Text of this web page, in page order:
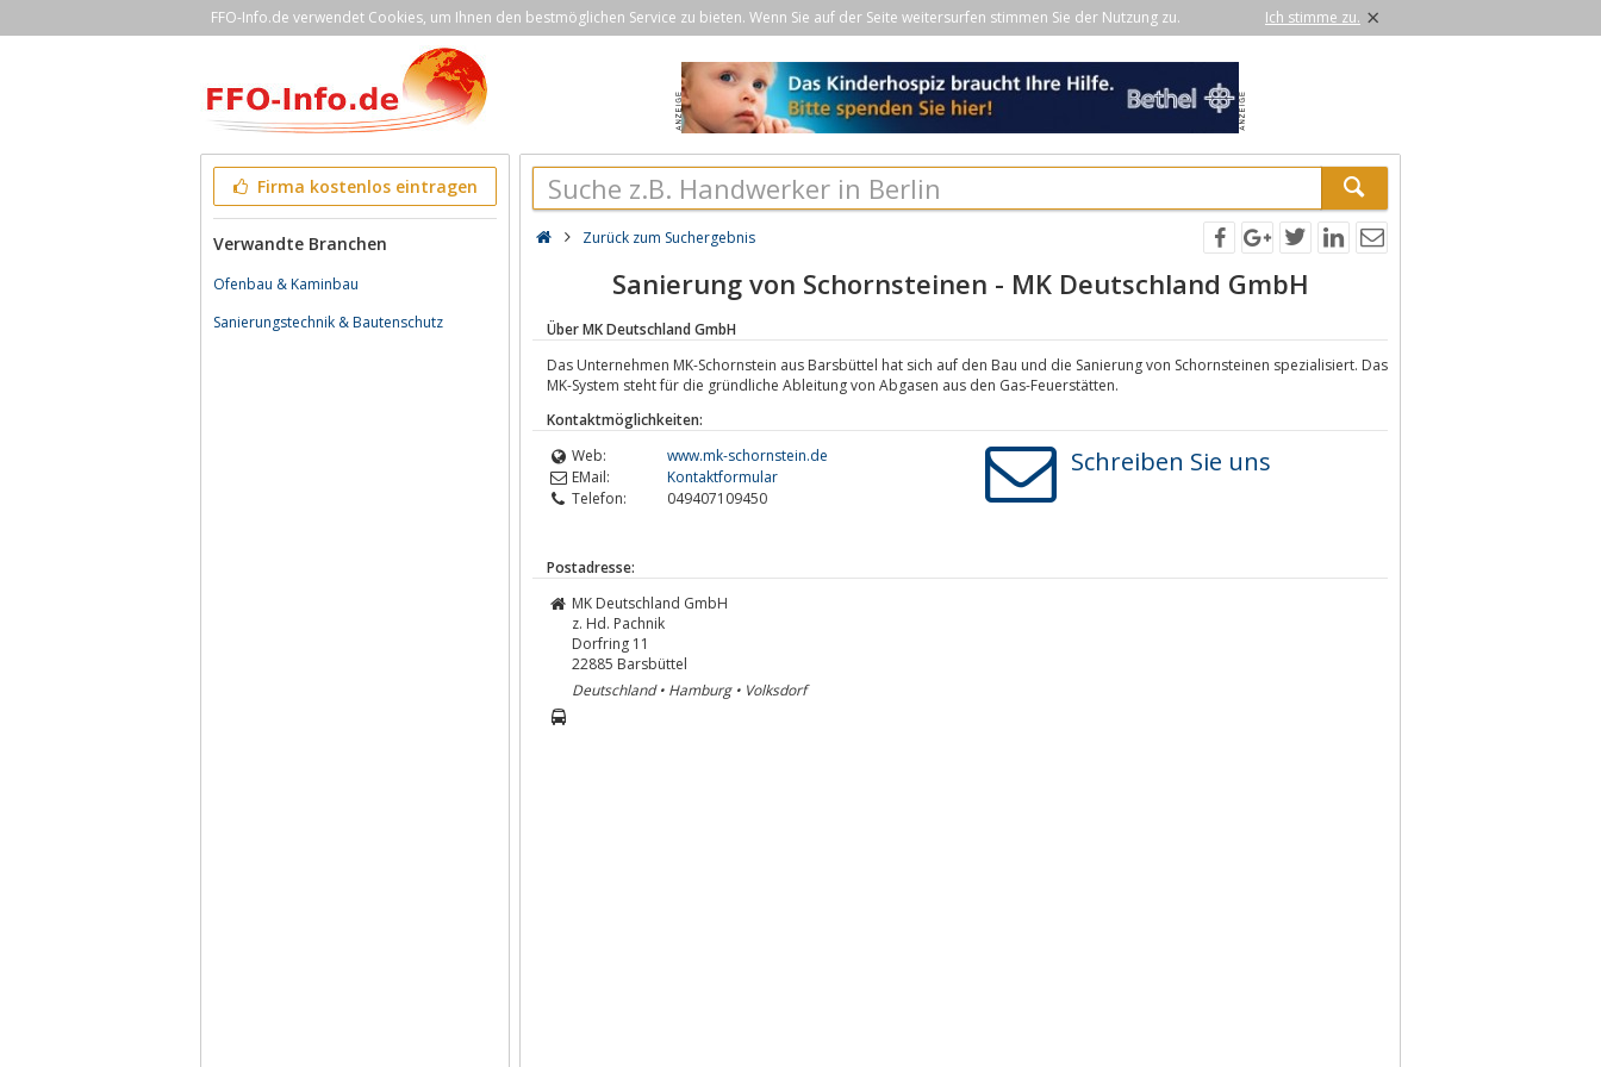
FFO-Info.de verwendet Cookies, um Ihnen den bestmöglichen Service zu bieten. Wenn Sie auf der Seite weitersurfen stimmen Sie der Nutzung zu. Ich stimme zu. ×
Firma kostenlos eintragen
Verwandte Branchen
Ofenbau & Kaminbau
Sanierungstechnik & Bautenschutz
Zurück zum Suchergebnis
Sanierung von Schornsteinen - MK Deutschland GmbH
Über MK Deutschland GmbH
Das Unternehmen MK-Schornstein aus Barsbüttel hat sich auf den Bau und die Sanierung von Schornsteinen spezialisiert. Das
MK-System steht für die gründliche Ableitung von Abgasen aus den Gas-Feuerstätten.
Kontaktmöglichkeiten:
Web:
www.mk-schornstein.de
EMail:
Kontaktformular
Telefon:
049407109450
Schreiben Sie uns
Postadresse:
MK Deutschland GmbH
z. Hd. Pachnik
Dorfring 11
22885 Barsbüttel
Deutschland • Hamburg • Volksdorf